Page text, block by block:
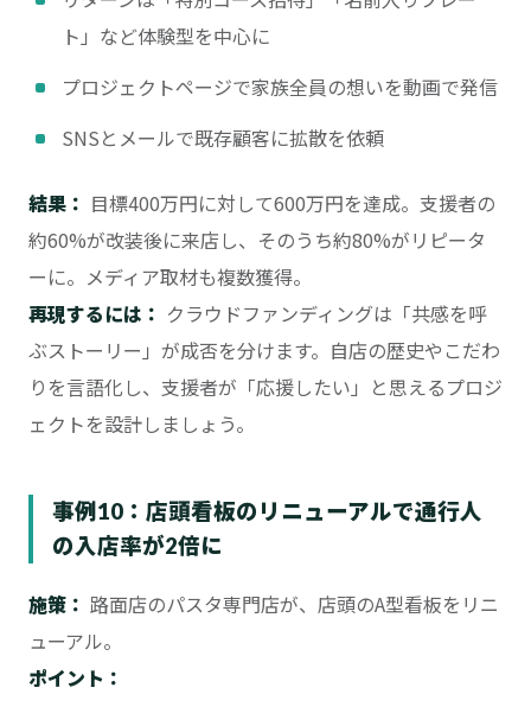
ト」など体験型を中心に
プロジェクトページで家族全員の想いを動画で発信
SNSとメールで既存顧客に拡散を依頼
結果： 目標400万円に対して600万円を達成。支援者の
約60%が改装後に来店し、そのうち約80%がリピータ
ーに。メディア取材も複数獲得。
再現するには： クラウドファンディングは「共感を呼
ぶストーリー」が成否を分けます。自店の歴史やこだわ
りを言語化し、支援者が「応援したい」と思えるプロジ
ェクトを設計しましょう。
事例10：店頭看板のリニューアルで通行人
の入店率が2倍に
施策： 路面店のパスタ専門店が、店頭のA型看板をリニ
ューアル。
ポイント：